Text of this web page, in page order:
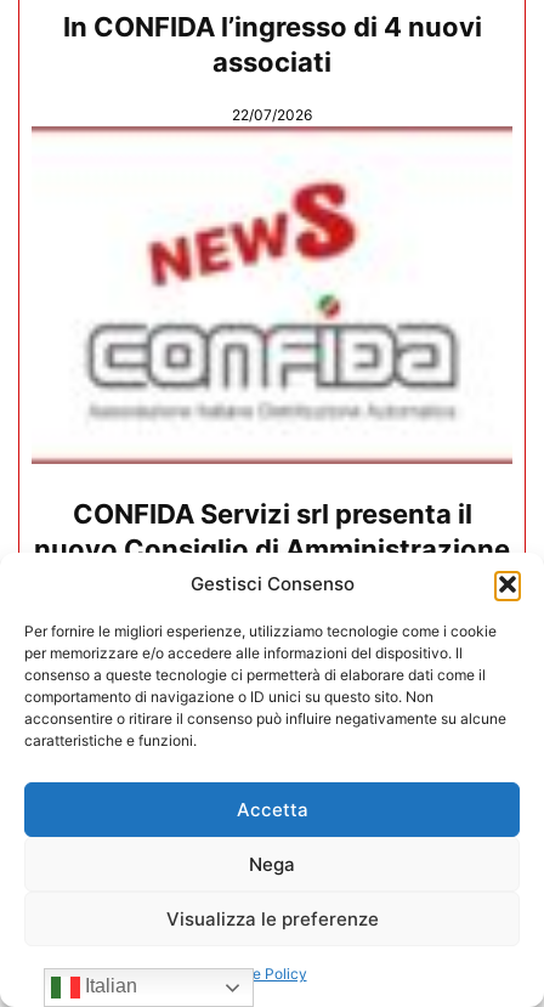
Gestisci Consenso
Per fornire le migliori esperienze, utilizziamo tecnologie come i cookie
per memorizzare e/o accedere alle informazioni del dispositivo. Il
consenso a queste tecnologie ci permetterà di elaborare dati come il
comportamento di navigazione o ID unici su questo sito. Non
acconsentire o ritirare il consenso può influire negativamente su alcune
caratteristiche e funzioni.
Accetta
Nega
Visualizza le preferenze
Cookie Policy
In CONFIDA l’ingresso di 4 nuovi
associati
22/07/2026
CONFIDA Servizi srl presenta il
nuovo Consiglio di Amministrazione
Mario Toniutti confermato Vice
Italian